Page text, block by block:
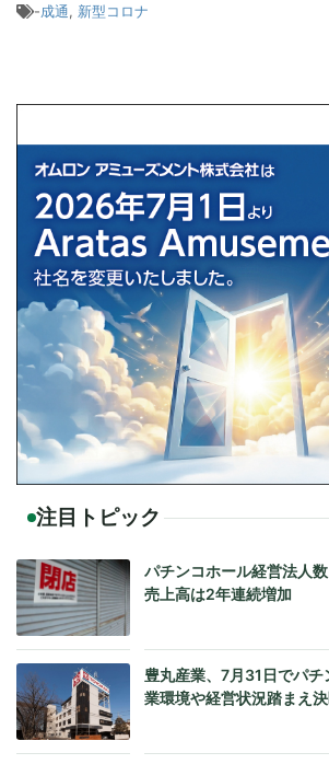
-成通, 新型コロナ
注目トピック
パチンコホール経営法人
売上高は2年連続増加
豊丸産業、7月31日でパ
業環境や経営状況踏まえ